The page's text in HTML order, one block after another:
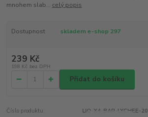
mnohem slab... celý popis
Dostupnost skladem e-shop 297
239 Kč
198 Kč bez DPH
Přidat do košíku
Číslo produktu: LIQ-X4-BAR-LYCHEE-20